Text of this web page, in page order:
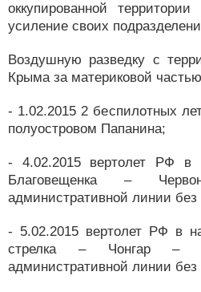
оккупированной
усиление своих
Воздушную разведку с
Крыма за материковой
- 1.02.2015 2 беспилотных
полуостровом Папанина;
- 4.02.2015 вертолет РФ в
Благовещенка –
административной линии без
- 5.02.2015 вертолет РФ в
стрелка – Чонгар –
административной линии без